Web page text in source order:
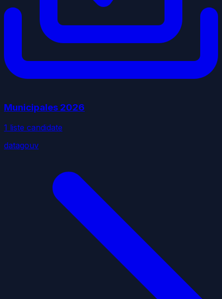
Municipales 2026
1 liste candidate
datagouv